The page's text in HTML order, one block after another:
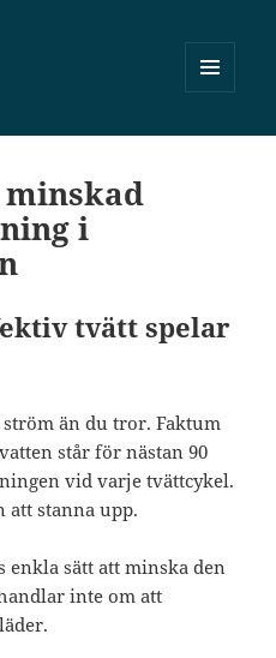
WIDGETS
i
tvätt spelar
än du tror. Faktum
står för nästan 90
vid varje tvättcykel.
att stanna upp.
enkla sätt att minska den
inte om att